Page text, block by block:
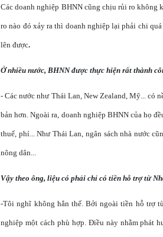
Các doanh nghiệp BHNN cũng chịu rủi ro
ro nào đó xảy ra thì doanh nghiệp lại phải chi
lên được.
Ở nhiều nước, BHNN được thực hiện rất thành
- Các nước như Thái Lan, New Zealand, Mỹ... có
bản hơn. Ngoài ra, doanh nghiệp BHNN của họ
thuế, phí... Như Thái Lan, ngân sách nhà nước
nông dân...
Vậy theo ông, liệu có phải chỉ có tiền hỗ trợ từ
-Tôi nghĩ không hẳn thế. Bởi ngoài tiền hỗ trợ
nghiệp một cách phù hợp. Điều này nhằm phát